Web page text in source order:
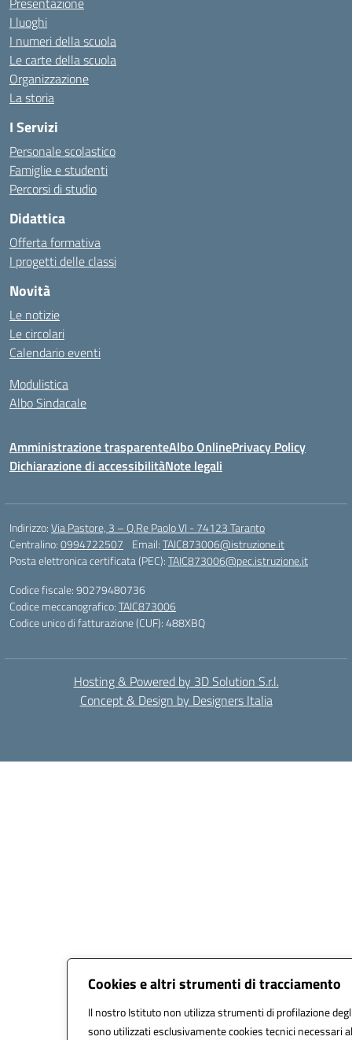
Cookies e altri strumenti di tracciamento
Il nostro Istituto non utilizza strumenti di profilazione
sono utilizzati esclusivamente cookies tecnici necessari al
I luoghi
I numeri della scuola
Le carte della scuola
Organizzazione
La storia
I Servizi
Personale scolastico
Famiglie e studenti
Percorsi di studio
Didattica
Offerta formativa
I progetti delle classi
Novità
Le notizie
Le circolari
Calendario eventi
Modulistica
Albo Sindacale
Amministrazione trasparenteAlbo OnlinePrivacy Policy
Dichiarazione di accessibilitàNote legali
Indirizzo:Via Pastore, 3 – Q.Re Paolo VI - 74123 Taranto
Centralino:0994722507 Email:TAIC873006@istruzione.it
Posta elettronica certificata (PEC):TAIC873006@pec.istruzione.it
Codice fiscale: 90279480736
Codice meccanografico:TAIC873006
Codice unico di fatturazione (CUF): 488XBQ
Hosting & Powered by 3D Solution S.r.l.
Concept & Design by Designers Italia